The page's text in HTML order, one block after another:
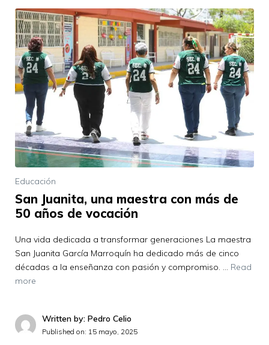
Educación
San Juanita, una maestra con más de
50 años de vocación
Una vida dedicada a transformar generaciones La maestra
San Juanita García Marroquín ha dedicado más de cinco
décadas a la enseñanza con pasión y compromiso. … Read
more
Written by: Pedro Celio
Published on: 15 mayo, 2025